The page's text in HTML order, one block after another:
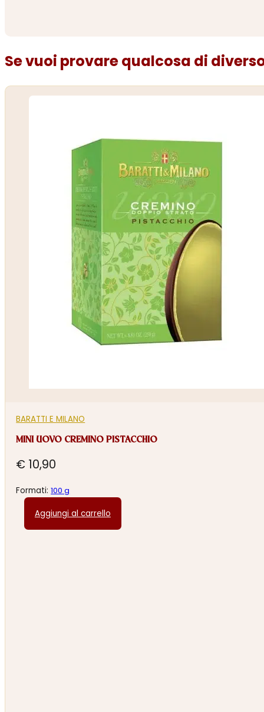
Se vuoi provare qualcosa di
BARATTI E MILANO
MINI UOVO CREMINO PISTACCHIO
€ 10,90
Formati:100 g
Aggiungi al carrello